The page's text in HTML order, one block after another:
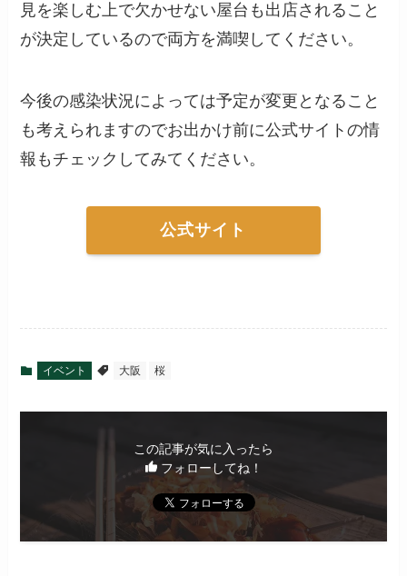
見を楽しむ上で欠かせない屋台も出店されること
が決定しているので両方を満喫してください。
今後の感染状況によっては予定が変更となること
も考えられますのでお出かけ前に公式サイトの情
報もチェックしてみてください。
公式サイト
イベント 大阪 桜
この記事が気に入ったら
フォローしてね！